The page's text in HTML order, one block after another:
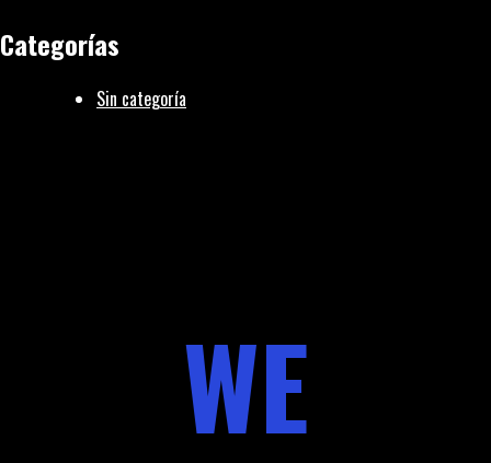
Categorías
Sin categoría
WE